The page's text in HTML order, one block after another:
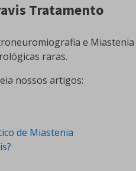
Tratamento
e Miastenia
raras.
nossos artigos:
de Miastenia